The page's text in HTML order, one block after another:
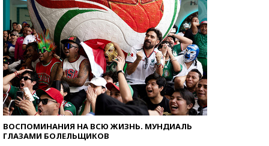
ВОСПОМИНАНИЯ НА ВСЮ ЖИЗНЬ. МУНДИАЛЬ
ГЛАЗАМИ БОЛЕЛЬЩИКОВ